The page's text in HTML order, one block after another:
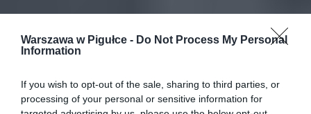
Warszawa w Pigułce - Do Not Process My Personal
Information
If you wish to opt-out of the sale, sharing to third parties, or
processing of your personal or sensitive information for